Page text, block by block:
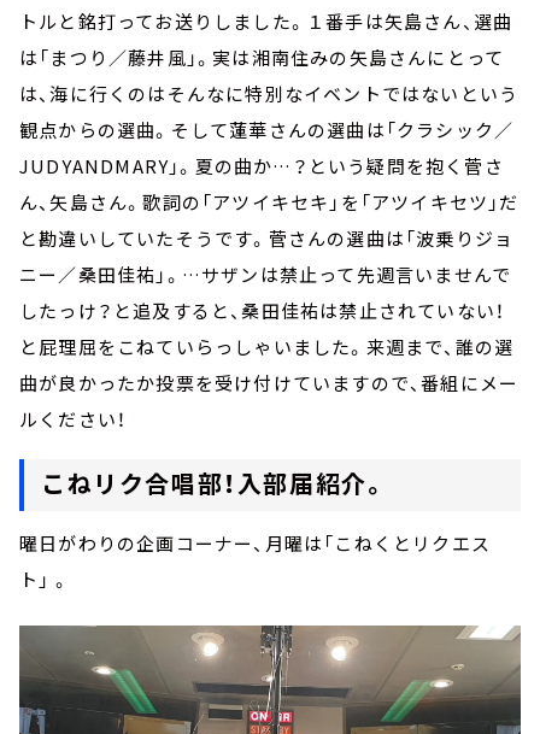
トルと銘打ってお送りしました。１番手は矢島さん、選曲
は「まつり／藤井風」。実は湘南住みの矢島さんにとって
は、海に行くのはそんなに特別なイベントではないという
観点からの選曲。そして蓮華さんの選曲は「クラシック／
JUDYANDMARY」。夏の曲か…？という疑問を抱く菅さ
ん、矢島さん。歌詞の「アツイキセキ」を「アツイキセツ」だ
と勘違いしていたそうです。菅さんの選曲は「波乗りジョ
ニー／桑田佳祐」。…サザンは禁止って先週言いませんで
したっけ？と追及すると、桑田佳祐は禁止されていない！
と屁理屈をこねていらっしゃいました。来週まで、誰の選
曲が良かったか投票を受け付けていますので、番組にメー
ルください！
こねリク合唱部！入部届紹介。
曜日がわりの企画コーナー、月曜は「こねくとリクエス
ト」 。